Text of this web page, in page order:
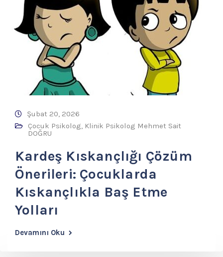
Şubat 20, 2026
Çocuk Psikolog, Klinik Psikolog Mehmet Sait
DOĞRU
Kardeş Kıskançlığı Çözüm
Önerileri: Çocuklarda
Kıskançlıkla Baş Etme
Yolları
Devamını Oku